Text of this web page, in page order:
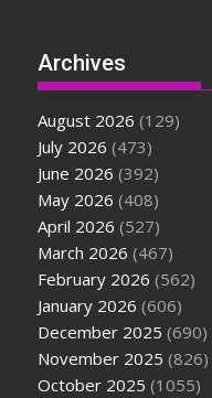
Archives
August 2026 (129)
July 2026 (473)
June 2026 (392)
May 2026 (408)
April 2026 (527)
March 2026 (467)
February 2026 (562)
January 2026 (606)
December 2025 (690)
November 2025 (826)
October 2025 (1055)